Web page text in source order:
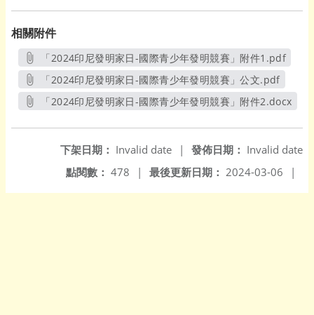
相關附件
「2024印尼發明家日-國際青少年發明競賽」附件1.pdf
另開新視窗
「2024印尼發明家日-國際青少年發明競賽」公文.pdf
另開新視窗
「2024印尼發明家日-國際青少年發明競賽」附件2.docx
發佈日期： Invalid date
下架日期： Invalid date
|
最後更新日期： 2024-03-06 |
點閱數： 478 |